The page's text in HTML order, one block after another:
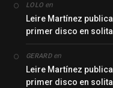
LOLO en
Leire Martínez
primer disco en
GERARDen
Leire Martínez
primer disco en